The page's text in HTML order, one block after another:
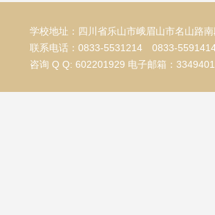
学校地址：四川省乐山市峨眉山市名山路
联系电话：0833-5531214 0833-
咨询 Q Q: 602201929 电子邮箱：